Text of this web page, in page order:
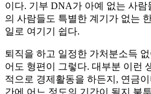
이다. 기부 DNA가 아예 없는 사
의 사람들도 특별한 계기가 없는
일로 여기기 쉽다.
퇴직을 하고 일정한 가처분소득
어도 형편이 그렇다. 대부분 이런
적으로 경제활동을 하든지, 연금